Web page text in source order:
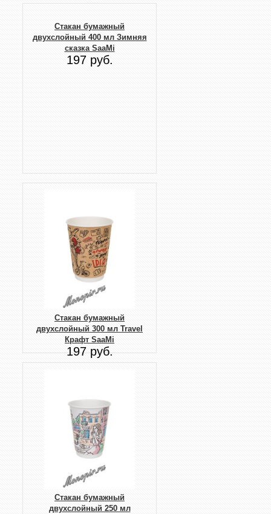
Стакан бумажный
двухслойный 400 мл Зимняя
сказка SaaMi
197 руб.
Стакан бумажный
двухслойный 300 мл Travel
Крафт SaaMi
197 руб.
Стакан бумажный
двухслойный 250 мл